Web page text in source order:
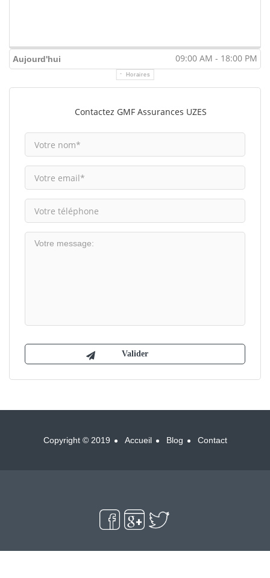
Aujourd'hui 09:00 AM - 18:00 PM
Horaires
Contactez GMF Assurances UZES
Copyright © 2019 Accueil Blog Contact